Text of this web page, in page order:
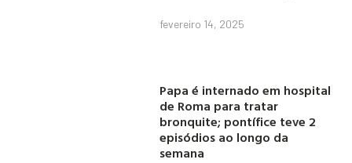
fevereiro 14, 2025
Papa é internado em hospital
de Roma para tratar
bronquite; pontífice teve 2
episódios ao longo da
semana